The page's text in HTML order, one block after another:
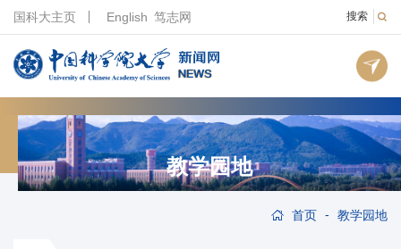
搜索
国科大主页 English 笃志网
教学园地
首页 - 教学园地